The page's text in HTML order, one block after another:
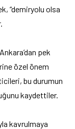
“demiryolu olsa
pek
özel önem
bu durumun
kaydettiler.
kavrulmaya